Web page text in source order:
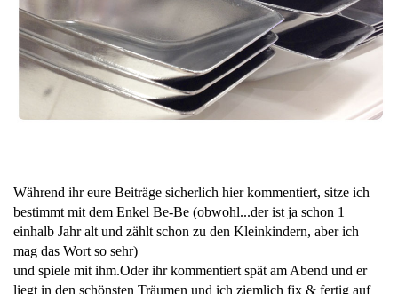
Während ihr eure Beiträge sicherlich hier kommentiert, sitze ich
bestimmt mit dem Enkel Be-Be (obwohl...der ist ja schon 1
einhalb Jahr alt und zählt schon zu den Kleinkindern, aber ich
mag das Wort so sehr)
und spiele mit ihm.Oder ihr kommentiert spät am Abend und er
liegt in den schönsten Träumen und ich ziemlich fix & fertig auf